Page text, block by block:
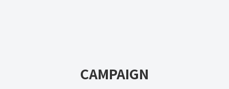
CAMPAIGN